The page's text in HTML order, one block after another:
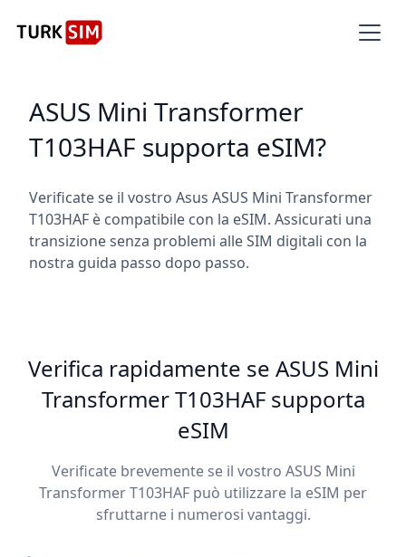
ASUS Mini Transformer
T103HAF supporta eSIM?
Verificate se il vostro Asus ASUS Mini Transformer
T103HAF è compatibile con la eSIM. Assicurati una
transizione senza problemi alle SIM digitali con la
nostra guida passo dopo passo.
Verifica rapidamente se ASUS Mini
Transformer T103HAF supporta
eSIM
Verificate brevemente se il vostro ASUS Mini
Transformer T103HAF può utilizzare la eSIM per
sfruttarne i numerosi vantaggi.